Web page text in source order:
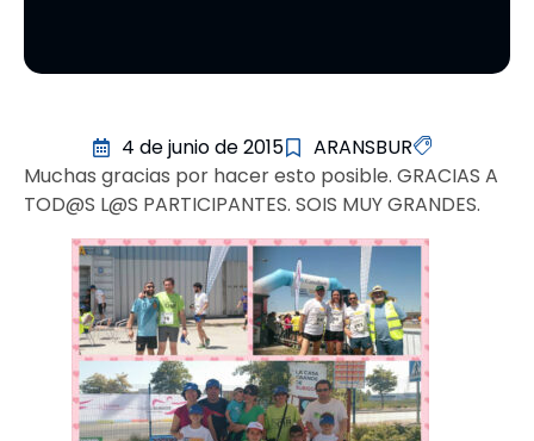
4 de junio de 2015
ARANSBUR
Muchas gracias por hacer esto posible. GRACIAS A
TOD@S L@S PARTICIPANTES. SOIS MUY GRANDES.